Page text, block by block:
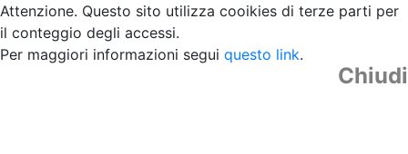
Attenzione. Questo sito utilizza cooikies di terze parti per
il conteggio degli accessi.
Per maggiori informazioni segui questo link.
Chiudi